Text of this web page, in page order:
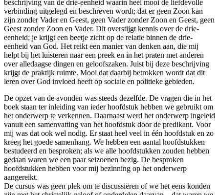
beschrijving van de drie-eenheid waarin heel mooi de liefdevolle
verbinding uitgelegd en beschreven wordt; dat er geen Zoon kan
zijn zonder Vader en Geest, geen Vader zonder Zoon en Geest, geen
Geest zonder Zoon en Vader. Dit overstijgt kennis over de drie-
eenheid; je krijgt een beetje zicht op de relatie binnen de drie-
eenheid van God. Het reikt een manier van denken aan, die mij
helpt bij het luisteren naar een preek en in het praten met anderen
over alledaagse dingen en geloofszaken. Juist bij deze beschrijving
krijgt de praktijk ruimte. Mooi dat daarbij betrokken wordt dat dit
leren over God invloed heeft op sociale en politieke gebieden.
De opzet van de avonden was steeds dezelfde. De vragen die in het
boek staan ter inleiding van ieder hoofdstuk hebben we gebruikt om
het onderwerp te verkennen. Daarnaast werd het onderwerp ingeleid
vanuit een samenvatting van het hoofdstuk door de predikant. Voor
mij was dat ook wel nodig. Er staat heel veel in één hoofdstuk en zo
kreeg het goede samenhang. We hebben een aantal hoofdstukken
bestudeerd en besproken; als we alle hoofdstukken zouden hebben
gedaan waren we een paar seizoenen bezig. De besproken
hoofdstukken hebben voor mij bezinning op het onderwerp
aangereikt.
De cursus was geen plek om te discussiëren of we het eens konden